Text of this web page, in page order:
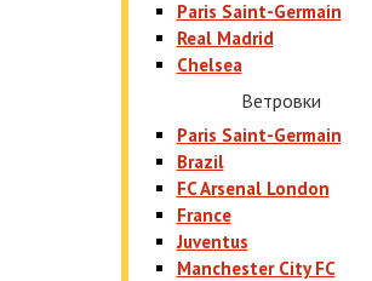
Paris Saint-Germain
Real Madrid
Chelsea
Ветровки
Paris Saint-Germain
Brazil
FC Arsenal London
France
Juventus
Manchester City FC